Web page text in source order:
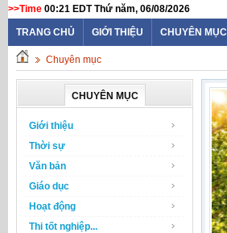
>>Time 00:21 EDT Thứ năm, 06/08/2026
TRANG CHỦ GIỚI THIỆU CHUYÊN MỤC
Chuyên mục
CHUYÊN MỤC
Giới thiệu
Thời sự
Văn bản
Giáo dục
Hoạt động
Thi tốt nghiệp...